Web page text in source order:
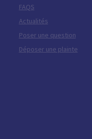
FAQS
Actualités
Poser une question
Déposer une plainte